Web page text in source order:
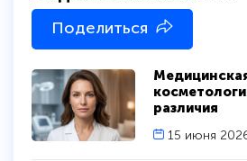
различия
15 июня
Поделиться